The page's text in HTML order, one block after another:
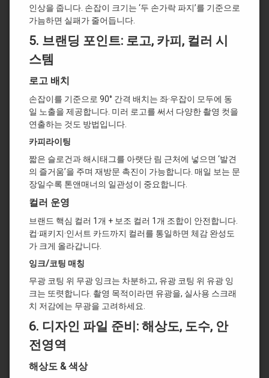
인상을 줍니다. 손잡이 크기는 ‘두 손가락 파지’를 기준으로
가늠하면 실패가 줄어듭니다.
5. 브랜딩 포인트: 로고, 카피, 컬러 시
스템
로고 배치
손잡이를 기준으로 90° 간격 배치는 좌·우잡이 모두에 동
일 노출을 제공합니다. 미러 로고를 써서 다양한 촬영 컷을
연출하는 것도 방법입니다.
카피라이팅
짧은 슬로건과 해시태그를 아랫단 림 근처에 넣으면 ‘발견
의 즐거움’을 주며 재방문 촉진이 가능합니다. 매일 보는 문
장일수록 톤앤매너의 일관성이 중요합니다.
컬러 운영
브랜드 핵심 컬러 1개 + 보조 컬러 1개 조합이 안전합니다.
컵·패키지·인서트 카드까지 컬러를 통일하면 체감 완성도
가 크게 올라갑니다.
잉크/코팅 매칭
무광 코팅 위 무광 잉크는 차분하고, 유광 코팅 위 유광 잉
크는 또렷합니다. 촬영 목적이라면 유광을, 실사용 스크래
치 저감에는 무광을 고려하세요.
6. 디자인 파일 준비: 해상도, 도수, 안
전영역
해상도 & 색상